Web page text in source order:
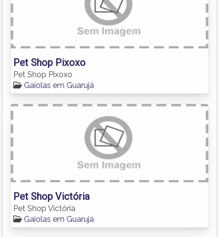
Pet Shop Pixoxo
Pet Shop Pixoxo
Gaiolas em Guarujá
Pet Shop Victória
Pet Shop Victória
Gaiolas em Guarujá